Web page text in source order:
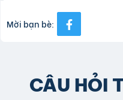
Mời bạn bè:
CÂU HỎI